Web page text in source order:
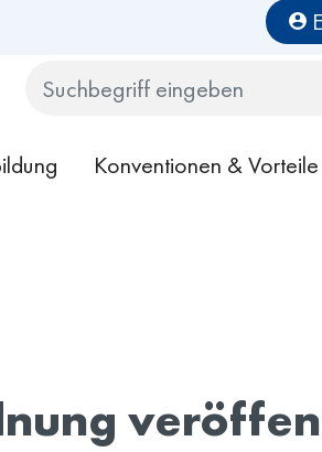
Search
Konventionen & Vorteile